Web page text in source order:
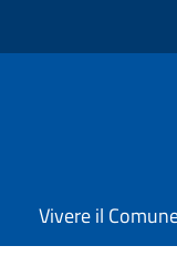
Vivere il